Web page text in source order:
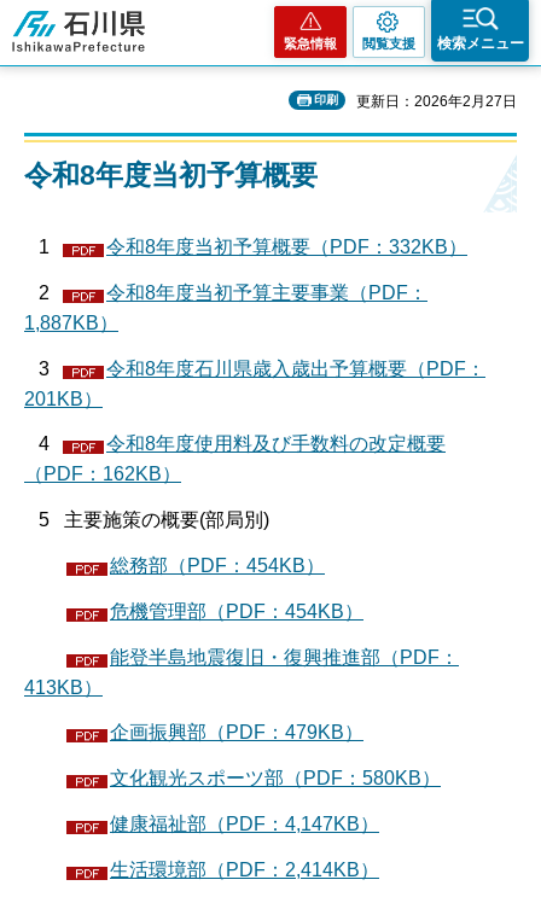
石川県
緊急情報 閲覧支援 検索メニュー
印刷 更新日：2026年2月27日
令和8年度当初予算概要
1 令和8年度当初予算概要（PDF：332KB）
2
令和8年度当初予算主要事業（PDF：
1,887KB）
3
令和8年度石川県歳入歳出予算概要（PDF：
201KB）
4
令和8年度使用料及び手数料の改定概要
（PDF：162KB）
5 主要施策の概要(部局別)
総務部（PDF：454KB）
危機管理部（PDF：454KB）
能登半島地震復旧・復興推進部（PDF：
413KB）
企画振興部（PDF：479KB）
文化観光スポーツ部（PDF：580KB）
健康福祉部（PDF：4,147KB）
生活環境部（PDF：2,414KB）